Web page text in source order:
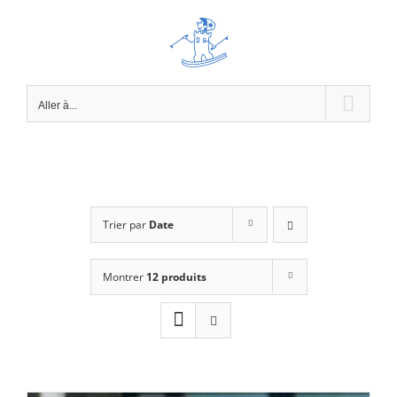
Aller à...
Trier par Date
Montrer 12 produits